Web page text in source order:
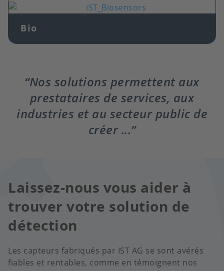
Bio
Image
Nos solutions permettent aux
prestataires de services, aux
industries et au secteur public de
créer ...
Laissez-nous vous aider à
trouver votre solution de
détection
Les capteurs fabriqués par IST AG se sont avérés
fiables et rentables, comme en témoignent nos